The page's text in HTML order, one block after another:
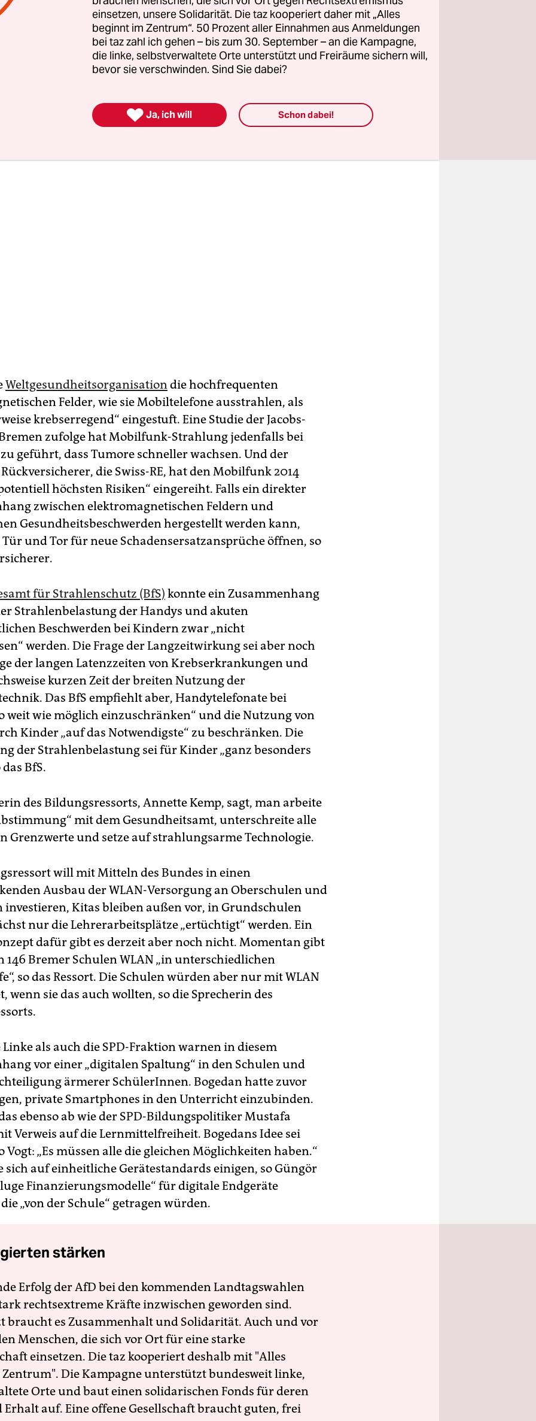
Frankreich WLAN in Kinderkrippen gesetzlich verboten
Strahlung zu begrenzen. Auch Israel
vergangenem WLAN in Kindergärten und Vorschulen, so
Die Anzahl der Studien, die bedenkliche Wirkungen der
eine „umfassende Aufklärung“ und einen „bewussten
den neuen Kommunikationsmedien ein – der sollte „in
Weltgesundheitsorganisationdie hochfrequenten
Felder, wie sie Mobiltelefone ausstrahlen, als
krebserregend“ eingestuft. Eine Studie der Jacobs-
zufolge hat Mobilfunk-Strahlung jedenfalls bei
geführt, dass Tumore schneller wachsen. Und der
die Swiss-RE, hat den Mobilfunk 2014
höchsten Risiken“ eingereiht. Falls ein direkter
zwischen elektromagnetischen Feldern und
Gesundheitsbeschwerden hergestellt werden kann,
und Tor für neue Schadensersatzansprüche öffnen, so
für Strahlenschutz (BfS) konnte ein Zusammenhang
Strahlenbelastung der Handys und akuten
Beschwerden bei Kindern zwar „nicht
werden. Die Frage der Langzeitwirkung sei aber noch
der langen Latenzzeiten von Krebserkrankungen und
kurzen Zeit der breiten Nutzung der
Das BfS empfiehlt aber, Handytelefonate bei
weit wie möglich einzuschränken“ und die Nutzung von
Kinder „auf das Notwendigste“ zu beschränken. Die
der Strahlenbelastung sei für Kinder „ganz besonders
BfS.
des Bildungsressorts, Annette Kemp, sagt, man arbeite
mit dem Gesundheitsamt, unterschreite alle
Grenzwerte und setze auf strahlungsarme Technologie.
will mit Mitteln des Bundes in einen
Ausbau der WLAN-Versorgung an Oberschulen und
investieren, Kitas bleiben außen vor, in Grundschulen
nur die Lehrerarbeitsplätze „ertüchtigt“ werden. Ein
dafür gibt es derzeit aber noch nicht. Momentan gibt
146 Bremer Schulen WLAN „in unterschiedlichen
so das Ressort. Die Schulen würden aber nur mit WLAN
wenn sie das auch wollten, so die Sprecherin des
Linke als auch die SPD-Fraktion warnen in diesem
vor einer „digitalen Spaltung“ in den Schulen und
ärmerer SchülerInnen. Bogedan hatte zuvor
private Smartphones in den Unterricht einzubinden.
ebenso ab wie der SPD-Bildungspolitiker Mustafa
Verweis auf die Lernmittelfreiheit. Bogedans Idee sei
Vogt: „Es müssen alle die gleichen Möglichkeiten haben.“
sich auf einheitliche Gerätestandards einigen, so Güngör
Finanzierungsmodelle“ für digitale Endgeräte
„von der Schule“ getragen würden.
stärken
Erfolg der AfD bei den kommenden Landtagswahlen
rechtsextreme Kräfte inzwischen geworden sind.
braucht es Zusammenhalt und Solidarität. Auch und vor
Menschen, die sich vor Ort für eine starke
einsetzen. Die taz kooperiert deshalb mit "Alles
Die Kampagne unterstützt bundesweit linke,
Orte und baut einen solidarischen Fonds für deren
Erhalt auf. Eine offene Gesellschaft braucht guten, frei
einsetzen, unsere Solidarität. Die taz kooperiert daher mit „Alles
beginnt im Zentrum“. 50 Prozent aller Einnahmen aus Anmeldungen
bei taz zahl ich gehen – bis zum 30. September – an die Kampagne,
die linke, selbstverwaltete Orte unterstützt und Freiräume sichern will,
bevor sie verschwinden. Sind Sie dabei?
 Ja, ich will Schon dabei!